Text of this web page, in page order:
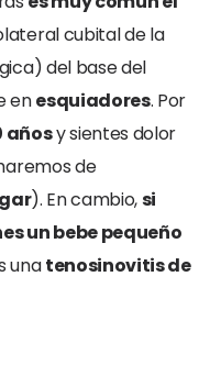
cubital de la
del base del
enesquiadores. Por
añosy sientes dolor
de
). En cambio,si
un bebe pequeño
unatenosinovitis de